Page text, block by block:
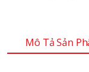
Mô Tả Sản